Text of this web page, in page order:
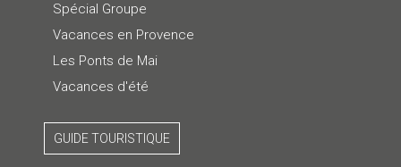
Spécial Groupe
Vacances en Provence
Les Ponts de Mai
Vacances d'été
GUIDE TOURISTIQUE